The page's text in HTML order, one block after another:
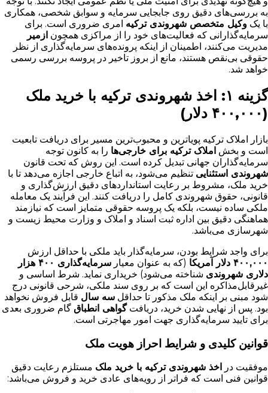
به بررسی‌های دقیق روی جابجایی سرمایه و سوابق شخصی، همکاری
با یک وکیل متخصص شهروندی ترکیه امری ضروری است. برای
سرمایه‌گذارانی که فعالیت‌های خود را از مراکزی همچون ازمیر
مدیریت می‌کنند، اطمینان از اینکه پرونده‌های سرمایه‌گذاری از نظر
حقوقی بی‌نقص هستند، مانع از بروز تاخیر در پروسه بررسی رسمی
خواهد شد.
گزینه ۱: اخذ شهروندی ترکیه با خرید ملک
(۴۰۰,۰۰۰ دلار)
بازار املاک ترکیه پویاترین و محبوب‌ترین مسیر برای دریافت تابعیت
است و بخش املاک ترکیه برای خارجی‌ها را به کانون توجه
سرمایه‌گذاران جهانی تبدیل کرده است. این روش که تحت قانون
شهروندی استثنایی تنظیم می‌شود، به اتباع خارجی اجازه می‌دهد تا با
خرید ملک، مشروط بر رعایت استانداردهای دقیق ارزش‌گذاری و
قانونی، حقوق شهروندی کامل را دریافت کنند. این فرآیند یک معامله
ملکی ساده نیست، بلکه یک پروسه حقوقی متمایز است که نیازمند
هماهنگی دقیق بین اداره ثبت اسناد و املاک و وزارت محیط زیست و
شهرسازی می‌باشد.
برای واجد شرایط بودن، سرمایه‌گذار باید ملکی با حداقل ارزش
۴۰۰,۰۰۰ دلار آمریکا
(که به عنوان معیار
سرمایه‌گذاری ۴۰۰ هزار
دلاری شهروندی شناخته می‌شود) خریداری نماید. شرط اساسی و
غیرقابل‌مذاکره این است که بر روی سند ملکی، شرحی قانونی درج
شود مبنی بر اینکه ملک مذکور تا حداقل سه سال قابل فروش نخواهد
بود. پس از نهایی شدن خرید، دریافتگواهی انطباق گام ضروری بعدی
برای تایید سرمایه‌گذاری جهت امور مهاجرتی است.
قوانین کلیدی و شرایط احراز هویت ملک
موفقیت در اخذ شهروندی ترکیه با خرید ملک مستلزم رعایت دقیق
قوانین فنی است که فراتر از رویه‌های عادی خرید و فروش می‌باشد: